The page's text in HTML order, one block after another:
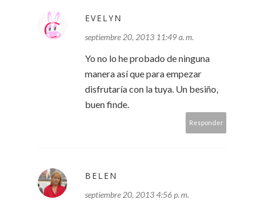
EVELYN
septiembre 20, 2013 11:49 a. m.
Yo no lo he probado de ninguna
manera así que para empezar
disfrutaría con la tuya. Un besiño,
buen finde.
Responder
BELEN
septiembre 20, 2013 4:56 p. m.